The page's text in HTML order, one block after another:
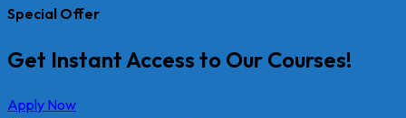
Special Offer
Get Instant Access to Our Courses!
Apply Now